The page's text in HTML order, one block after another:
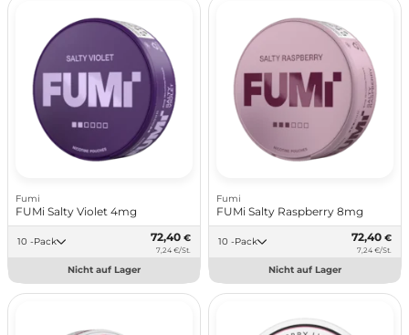
Fumi
FUMi Salty Violet 4mg
10 -Pack 72,40 €
7,24 €/St.
Nicht auf Lager
Fumi
FUMi Salty Raspberry 8mg
10 -Pack 72,40 €
7,24 €/St.
Nicht auf Lager